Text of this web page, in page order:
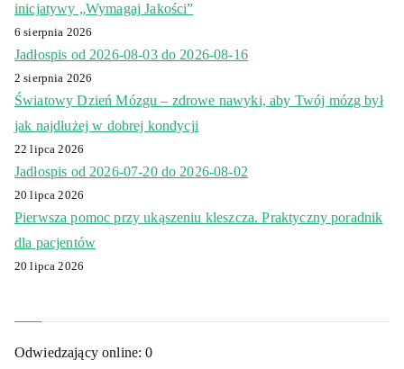
inicjatywy „Wymagaj Jakości”
6 sierpnia 2026
Jadłospis od 2026-08-03 do 2026-08-16
2 sierpnia 2026
Światowy Dzień Mózgu – zdrowe nawyki, aby Twój mózg był
jak najdłużej w dobrej kondycji
22 lipca 2026
Jadłospis od 2026-07-20 do 2026-08-02
20 lipca 2026
Pierwsza pomoc przy ukąszeniu kleszcza. Praktyczny poradnik
dla pacjentów
20 lipca 2026
Odwiedzający online:0